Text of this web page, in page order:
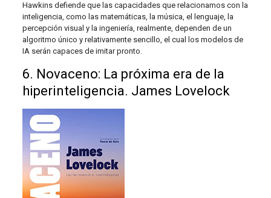
Hawkins defiende que las capacidades que relacionamos con la
inteligencia, como las matemáticas, la música, el lenguaje, la
percepción visual y la ingeniería, realmente, dependen de un
algoritmo único y relativamente sencillo, el cual los modelos de
IA serán capaces de imitar pronto.
6. Novaceno: La próxima era de la
hiperinteligencia. James Lovelock